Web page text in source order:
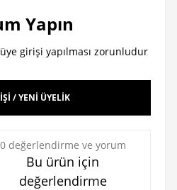
Yapın
girişi yapılması zorunludur
/ YENİ ÜYELİK
0 değerlendirme ve yorum
Bu ürün için
değerlendirme